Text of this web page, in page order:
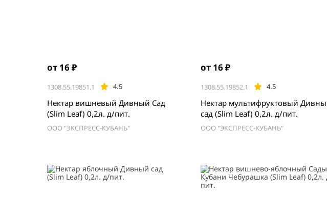
от 16 ₽
1308.55.19851.1 4.5
Нектар вишневый Дивный Сад
(Slim Leaf) 0,2л. д/пит.
ООО "ЭКСПРЕСС-КУБАНЬ"
от 16 ₽
1308.55.19852.1 4.5
Нектар мультифруктовый
сад (Slim Leaf) 0,2л. д/пит.
ООО "ЭКСПРЕСС-КУБАНЬ"